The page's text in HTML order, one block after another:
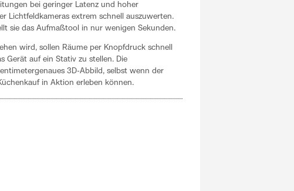
bei geringer Latenz und hoher
Lichtfeldkameras extrem schnell auszuwerten.
sie das Aufmaßtool in nur wenigen Sekunden.
wird, sollen Räume per Knopfdruck schnell
Gerät auf ein Stativ zu stellen. Die
3D-Abbild, selbst wenn der
in Aktion erleben können.